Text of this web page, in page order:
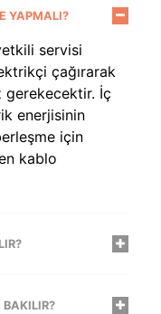
YAPMALI?
servisi
çağırarak
gerekecektir. İç
enerjisinin
için
kablo
BAKILIR?